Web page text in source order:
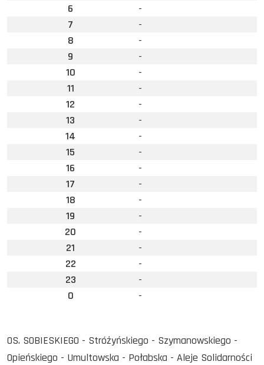
6
-
7
-
8
-
9
-
10
-
11
-
12
-
13
-
14
-
15
-
16
-
17
-
18
-
19
-
20
-
21
-
22
-
23
-
0
-
OS. SOBIESKIEGO - Stróżyńskiego - Szymanowskiego -
Opieńskiego - Umultowska - Połabska - Aleje Solidarności